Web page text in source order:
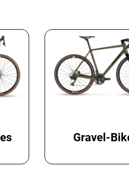
Gravel-